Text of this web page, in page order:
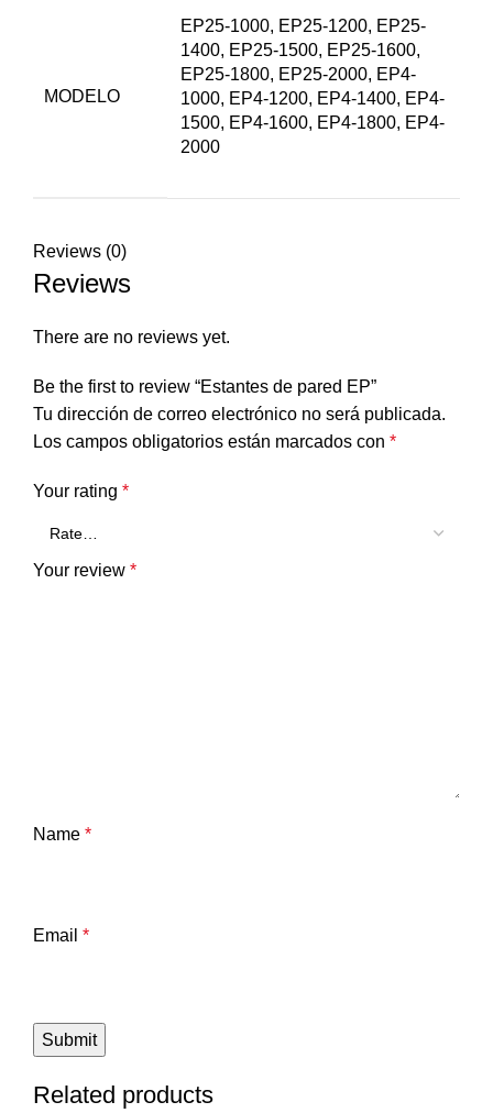
MODELO
EP25-1000, EP25-1200, EP25-
1400, EP25-1500, EP25-1600,
EP25-1800, EP25-2000, EP4-
1000, EP4-1200, EP4-1400, EP4-
1500, EP4-1600, EP4-1800, EP4-
2000
Reviews (0)
Reviews
There are no reviews yet.
Be the first to review “Estantes de pared EP”
Tu dirección de correo electrónico no será publicada.
Los campos obligatorios están marcados con *
Your rating *
Your review *
Name *
Email *
Related products